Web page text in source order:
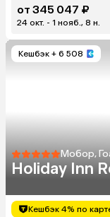
от 345 047 ₽
24 окт. - 1 нояб., 8 н.
Кешбэк + 6 508
Мобор,
Holiday Inn
Кешбэк 4% по